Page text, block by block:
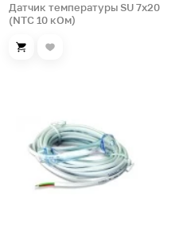
Датчик температуры SU 7х20
(NTC 10 кОм)